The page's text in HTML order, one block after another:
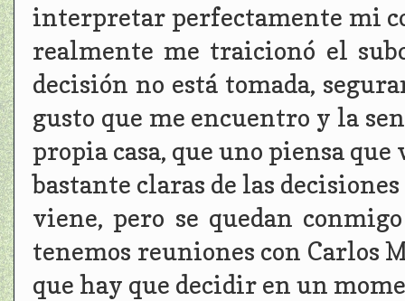
interpretar perfectamente mi
realmente me traicionó el
decisión no está tomada,
gusto que me encuentro y la
propia casa, que uno piensa
bastante claras de las
viene, pero se quedan
tenemos reuniones con Carlos
que hay que decidir en un